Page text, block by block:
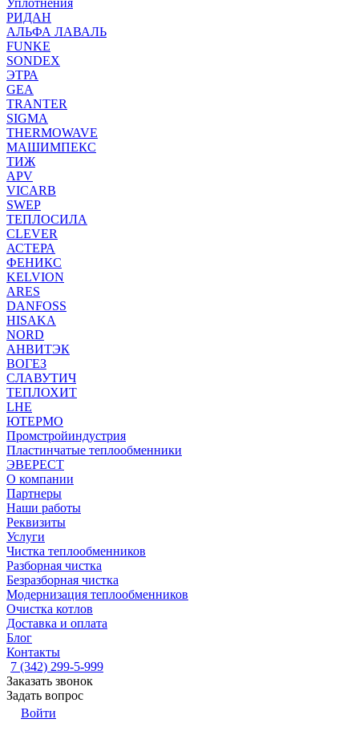
Уплотнения
РИДАН
АЛЬФА ЛАВАЛЬ
FUNKE
SONDEX
ЭТРА
GEA
TRANTER
SIGMA
THERMOWAVE
МАШИМПЕКС
ТИЖ
APV
VICARB
SWEP
ТЕПЛОСИЛА
CLEVER
АСТЕРА
ФЕНИКС
KELVION
ARES
DANFOSS
HISAKA
NORD
АНВИТЭК
ВОГЕЗ
СЛАВУТИЧ
ТЕПЛОХИТ
LHE
ЮТЕРМО
Промстройиндустрия
Пластинчатые теплообменники
ЭВЕРЕСТ
О компании
Партнеры
Наши работы
Реквизиты
Услуги
Чистка теплообменников
Разборная чистка
Безразборная чистка
Модернизация теплообменников
Очистка котлов
Доставка и оплата
Блог
Контакты
7 (342) 299-5-999
Заказать звонок
Задать вопрос
Войти